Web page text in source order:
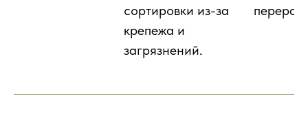
сортировки из-за
крепежа и
загрязнений.